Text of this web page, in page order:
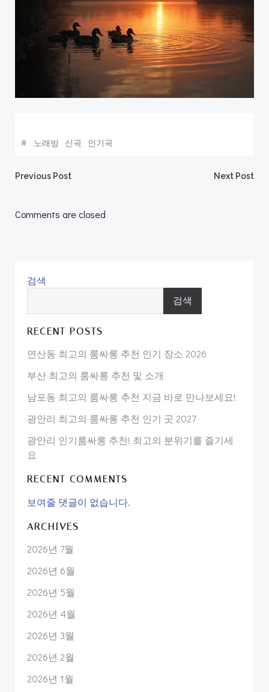
# 노래방 신곡 인기곡
Post
navigation
Previous Post Next Post
Comments are closed
검색
검색
RECENT POSTS
연산동 최고의 룸싸롱 추천 인기 장소 2026
부산 최고의 룸싸롱 추천 및 소개
남포동 최고의 룸싸롱 추천 지금 바로 만나보세요!
광안리 최고의 룸싸롱 추천 인기 곳 2027
광안리 인기룸싸롱 추천! 최고의 분위기를 즐기세
요
RECENT COMMENTS
보여줄 댓글이 없습니다.
ARCHIVES
2026년 7월
2026년 6월
2026년 5월
2026년 4월
2026년 3월
2026년 2월
2026년 1월